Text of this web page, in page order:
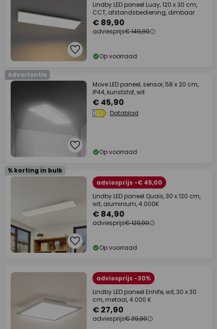
Lindby LED paneel Luay, 120 x 30 cm,
CCT, afstandsbediening, dimbaar
€ 89,90
adviesprijs€ 149,90
Op voorraad
Advertentie
Move LED paneel, sensor, 58 x 20 cm,
IP44, kunststof, wit
€ 45,90
Datablad
Op voorraad
% korting in bulk
adviesprijs -€ 45,00
Lindby LED paneel Quais, 30 x 120 cm,
wit, aluminium, 4.000K
€ 84,90
adviesprijs€ 129,90
Op voorraad
adviesprijs -30%
Lindby LED paneel Enhife, wit, 30 x 30
cm, metaal, 4.000 K
€ 27,90
adviesprijs€ 39,90